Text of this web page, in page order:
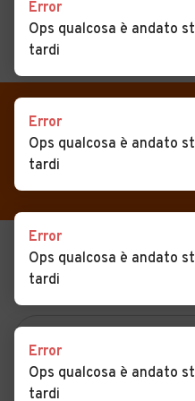
CERCA
Auto
Auto usate
Auto Km 0
Noleggio a lungo
Camper
VENDI
MAGAZINE
ACCEDI
Auto
USATO
Error
Ops qualcosa è andato
tardi
Error
Ops qualcosa è andato
tardi
Error
Ops qualcosa è andato
tardi
Error
Ops qualcosa è andato
tardi